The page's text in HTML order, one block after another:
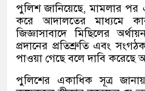
পুলিশ জানিয়েছে, মামলার পর
করে আদালতের মাধ্যমে
জিজ্ঞাসাবাদে মিছিলের
প্রদানের প্রতিশ্রুতি এবং
পাওয়া গেছে বলে দাবি করেছে
পুলিশের একাধিক সূত্র জানায়,